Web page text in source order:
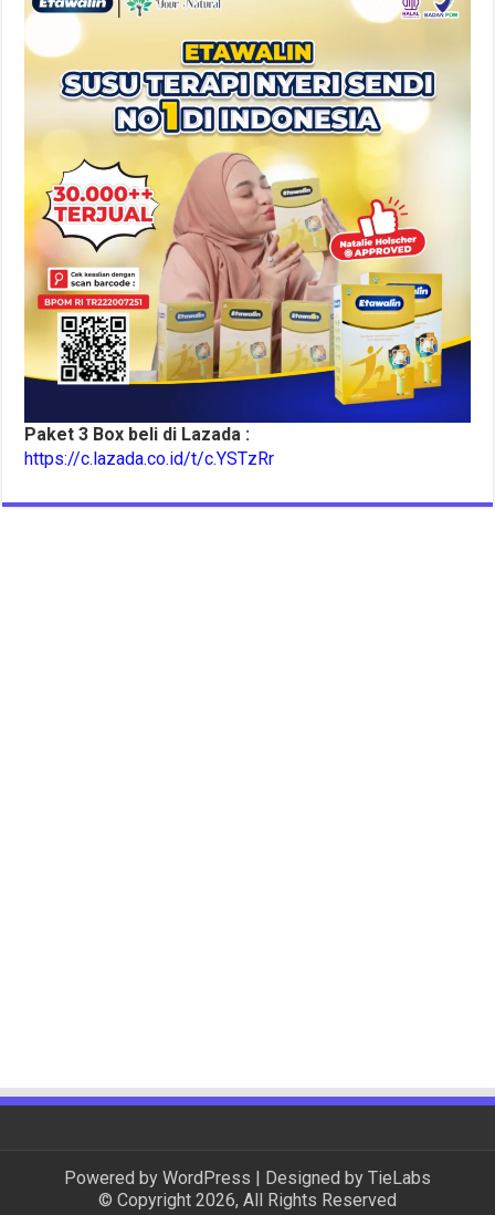
Paket 3 Box beli di Lazada :
https://c.lazada.co.id/t/c.YSTzRr
Powered by WordPress | Designed by TieLabs
© Copyright 2026, All Rights Reserved